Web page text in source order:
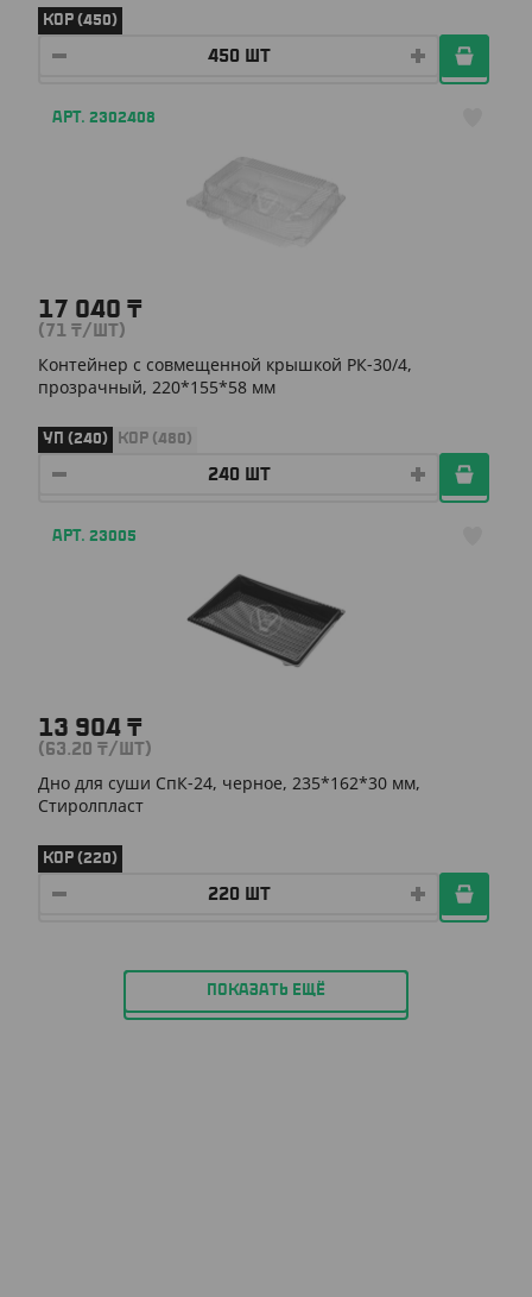
КОР (450)
АРТ. 2302408
17 040 ₸
(71 ₸/ШТ)
Контейнер с совмещенной крышкой РК-30/4,
прозрачный, 220*155*58 мм
УП (240) КОР (480)
АРТ. 23005
13 904 ₸
(63.20 ₸/ШТ)
Дно для суши СпК-24, черное, 235*162*30 мм,
Стиролпласт
КОР (220)
ПОКАЗАТЬ ЕЩЁ